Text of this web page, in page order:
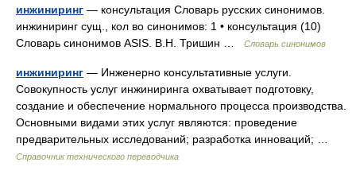
инжиниринг — консультация Словарь русских синонимов.
инжиниринг сущ., кол во синонимов: 1 • консультация (10)
Словарь синонимов ASIS. В.Н. Тришин …
Словарь синонимов
инжиниринг — Инженерно консультативные услуги.
Совокупность услуг инжиниринга охватывает подготовку,
создание и обеспечение нормального процесса производства.
Основными видами этих услуг являются: проведение
предварительных исследований; разработка инноваций; …
Справочник технического переводчика